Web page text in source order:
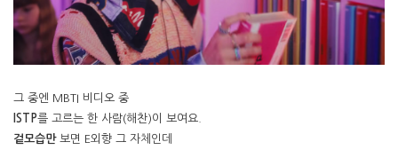
그 중엔 MBTI 비디오 중
ISTP를 고르는 한 사람(해찬)이 보여요.
겉모습만보면 E외향 그 자체인데